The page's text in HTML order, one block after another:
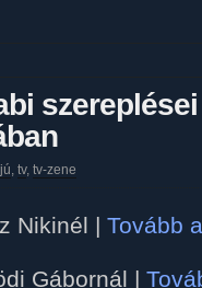
, tv, tv-zene
Nikinél | Tovább
Gábornál |